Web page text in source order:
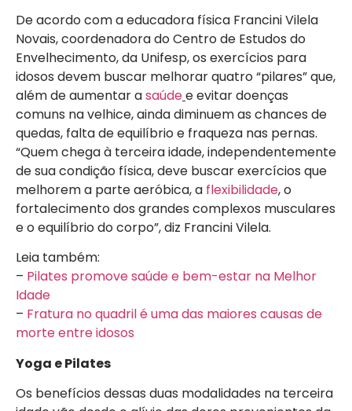
De acordo com a educadora física Francini Vilela
Novais, coordenadora do Centro de Estudos do
Envelhecimento, da Unifesp, os exercícios para
idosos devem buscar melhorar quatro “pilares” que,
além de aumentar asaúdee evitar doenças
comuns na velhice, ainda diminuem as chances de
quedas, falta de equilíbrio e fraqueza nas pernas.
“Quem chega à terceira idade, independentemente
de sua condição física, deve buscar exercícios que
melhorem a parte aeróbica, a flexibilidade, o
fortalecimento dos grandes complexos musculares
e o equilíbrio do corpo”, diz Francini Vilela.
Leia também:
– Pilates promove saúde e bem-estar na Melhor
Idade
– Fratura no quadril é uma das maiores causas de
morte entre idosos
Yoga e Pilates
Os benefícios dessas duas modalidades na terceira